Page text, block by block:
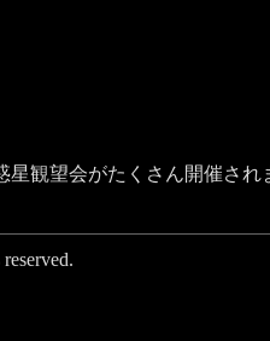
観望会がたくさん開催さ